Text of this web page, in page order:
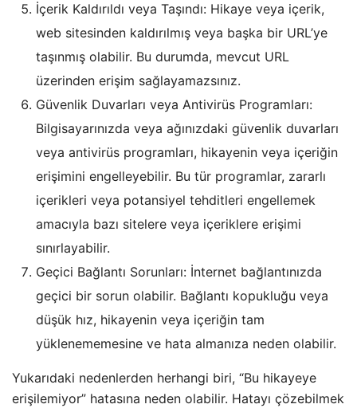
İçerik Kaldırıldı veya Taşındı: Hikaye veya içerik,
web sitesinden kaldırılmış veya başka bir URL’ye
taşınmış olabilir. Bu durumda, mevcut URL
üzerinden erişim sağlayamazsınız.
Güvenlik Duvarları veya Antivirüs Programları:
Bilgisayarınızda veya ağınızdaki güvenlik duvarları
veya antivirüs programları, hikayenin veya içeriğin
erişimini engelleyebilir. Bu tür programlar, zararlı
içerikleri veya potansiyel tehditleri engellemek
amacıyla bazı sitelere veya içeriklere erişimi
sınırlayabilir.
Geçici Bağlantı Sorunları: İnternet bağlantınızda
geçici bir sorun olabilir. Bağlantı kopukluğu veya
düşük hız, hikayenin veya içeriğin tam
yüklenememesine ve hata almanıza neden olabilir.
Yukarıdaki nedenlerden herhangi biri, “Bu hikayeye
erişilemiyor” hatasına neden olabilir. Hatayı çözebilmek